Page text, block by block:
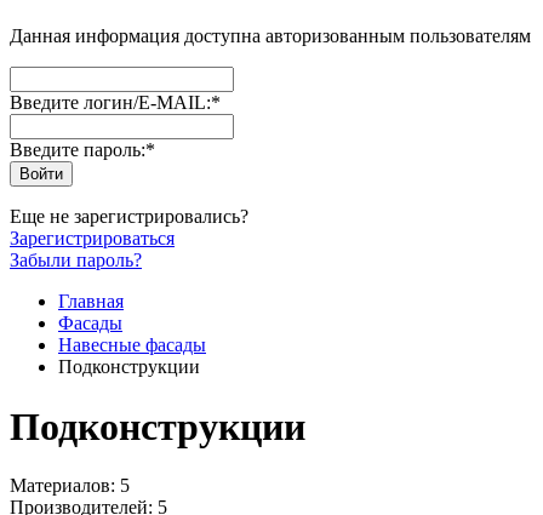
Данная информация доступна авторизованным пользователям
Введите логин/E-MAIL:*
Введите пароль:*
Еще не зарегистрировались?
Зарегистрироваться
Забыли пароль?
Главная
Фасады
Навесные фасады
Подконструкции
Подконструкции
Материалов: 5
Производителей: 5